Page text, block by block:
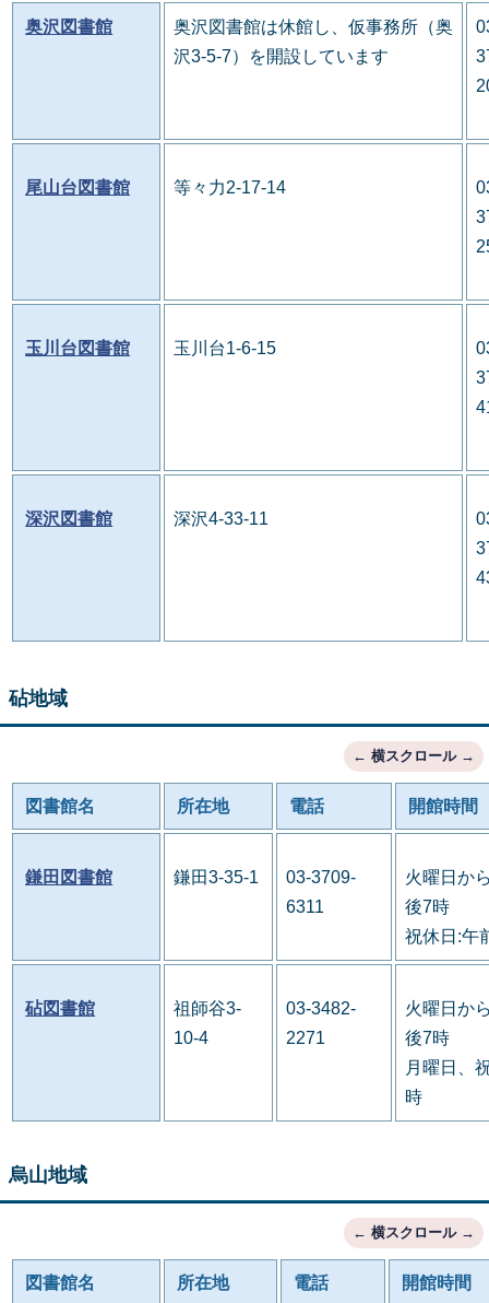
奥沢図書館
奥沢図書館は休館し、仮事務所（奥
沢3-5-7）を開設しています
尾山台図書館 等々力2-17-14
玉川台図書館 玉川台1-6-15
深沢図書館 深沢4-33-11
砧地域
図書館名 所在地 電話 開館時間
鎌田図書館 鎌田3-35-1
03-3709-
6311
火曜日か
後7時
祝休日:午
砧図書館
祖師谷3-
10-4
03-3482-
2271
火曜日か
後7時
月曜日、
時
烏山地域
図書館名 所在地 電話 開館時間